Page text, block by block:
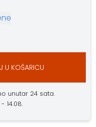
U KOŠARICU
unutar 24 sata.
14.08.